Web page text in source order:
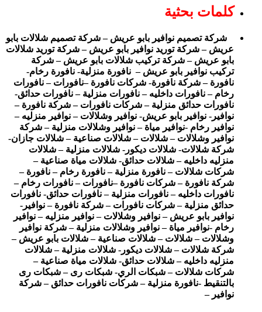
كلمات بحثية
شركة تصميم نوافير بابو عريش – شركة تصميم شلالات بابو
عريش – شركة توريد نوافير بابو عريش – شركة توريد شلالات
بابو عريش – شركة تركيب شلالات بابو عريش – شركة
تركيب نوافير بابو عريش – نافورة منزلية- نافورة رخام-
نافورة – شركة نافورة- شركات نافورة –نافورات – نافورات
رخام – نافورات داخليه – نافورات منزلية – نافورات حدائق-
نافورات حدائق منزلية – شركات نافورات – شركة نافورة –
نوافير- نوافير بابو عريش- نوافير وشلالات – نوافير منزليه –
نوافير رخام -نوافير مياة – نوافير وشلالات منزلية – شركة
نوافير وشلالات – شلالات – شلالات صناعية – شلالات جازان-
شركة شلالات- شلالات ديكور- شلالات منزلية – شلالات
منزليه داخليه – شلالات حدائق- شلالات مياة صناعية –
شركات شلالات – نافورة منزلية – نافورة رخام – نافورة –
شركة نافورة – شركات نافورة –نافورات – نافورات رخام –
نافورات داخليه – نافورات منزلية – نافورات حدائق- نافورات
حدائق منزلية – شركات نافورات – شركة نافورة – نوافير-
نوافير بابو عريش – نوافير وشلالات – نوافير منزليه – نوافير
رخام -نوافير مياة – نوافير وشلالات منزلية – شركة نوافير
وشلالات – شلالات – شلالات صناعية – شلالات بابو عريش –
شركة شلالات – شلالات ديكور- شلالات منزلية – شلالات
منزليه داخليه – شلالات حدائق- شلالات مياة صناعية –
شركات شلالات – شبكات الري- شبكات رى – شبكات رى
بالتنقيط -نافورة منزلية – شركات نافورات حدائق – شركة
نوافير –